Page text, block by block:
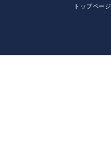
トップページ